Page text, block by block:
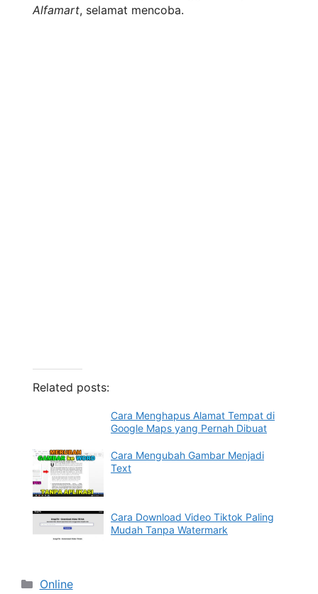
Alfamart, selamat mencoba.
Related posts:
Cara Menghapus Alamat Tempat di
Google Maps yang Pernah Dibuat
Cara Mengubah Gambar Menjadi
Text
Cara Download Video Tiktok Paling
Mudah Tanpa Watermark
Categories
Online